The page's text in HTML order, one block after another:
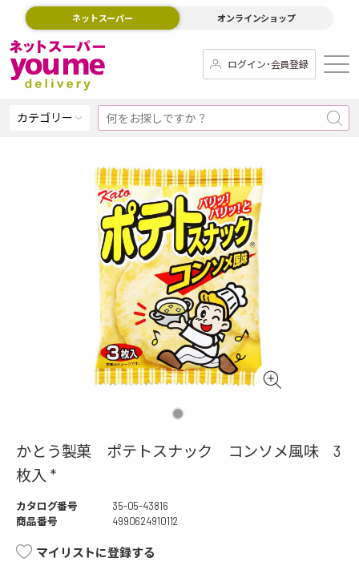
ネットスーパー オンラインショップ
ログイン･会員登録
カテゴリー
かとう製菓 ポテトスナック コンソメ風味 3
枚入 *
カタログ番号
35-05-43816
商品番号
4990624910112
マイリストに登録する